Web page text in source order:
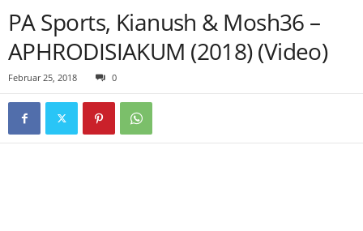
PA Sports, Kianush & Mosh36 –
APHRODISIAKUM (2018) (Video)
Februar 25, 2018 0